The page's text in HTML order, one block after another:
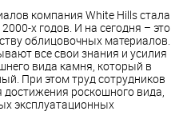
компания White Hills стала
х годов. И на сегодня – это
облицовочных материалов.
все свои знания и усилия
вида камня, который в
При этом труд сотрудников
достижения роскошного вида,
эксплуатационных